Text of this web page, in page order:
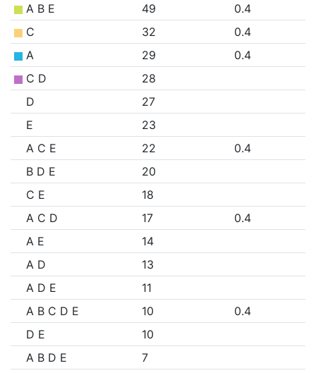
A B E
49
0.4
C
32
0.4
A
29
0.4
C D
28
D
27
E
23
A C E
22
0.4
B D E
20
C E
18
A C D
17
0.4
A E
14
A D
13
A D E
11
A B C D E
10
0.4
D E
10
A B D E
7